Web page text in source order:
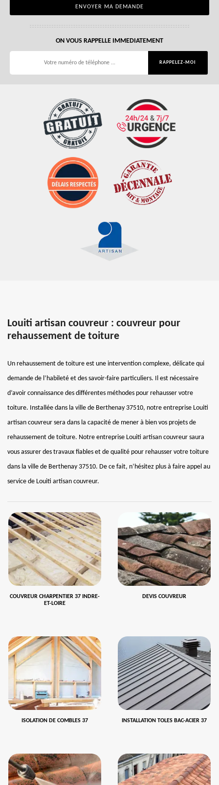
ON VOUS RAPPELLE IMMEDIATEMENT
Louiti artisan couvreur : couvreur pour
rehaussement de toiture
Un rehaussement de toiture est une intervention complexe, délicate qui
demande de l’habileté et des savoir-faire particuliers. Il est nécessaire
d’avoir connaissance des différentes méthodes pour rehausser votre
toiture. Installée dans la ville de Berthenay 37510, notre entreprise Louiti
artisan couvreur sera dans la capacité de mener à bien vos projets de
rehaussement de toiture. Notre entreprise Louiti artisan couvreur saura
vous assurer des travaux fiables et de qualité pour rehausser votre toiture
dans la ville de Berthenay 37510. De ce fait, n’hésitez plus à faire appel au
service de Louiti artisan couvreur.
COUVREUR CHARPENTIER 37 INDRE-
ET-LOIRE
DEVIS COUVREUR
ISOLATION DE COMBLES 37 INSTALLATION TOLES BAC-ACIER 37